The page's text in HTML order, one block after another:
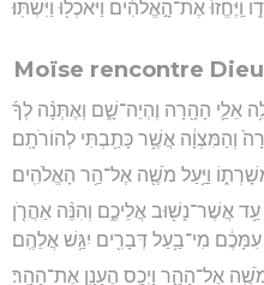
וַֽיֶּחֱזוּ֙ אֶת־הָ֣אֱלֹהִ֔ים וַיֹּאכְל֖וּ וַיִּשְׁתּֽוּ׃
Moïse rencontre
אֵלַ֛י הָהָ֖רָה וֶהְיֵה־שָׁ֑ם וְאֶתְּנָ֨ה לְךָ֜
וְהַמִּצְוָ֔ה אֲשֶׁ֥ר כָּתַ֖בְתִּי לְהוֹרֹתָֽם׃
וַיַּ֥עַל מֹשֶׁ֖ה אֶל־הַ֥ר הָאֱלֹהִֽים׃
עַ֥ד אֲשֶׁר־נָשׁ֖וּב אֲלֵיכֶ֑ם וְהִנֵּ֨ה אַהֲרֹ֤ן
עִמָּכֶ֔ם מִי־בַ֥עַל דְּבָרִ֖ים יִגַּ֥שׁ אֲלֵהֶֽם׃
מֹשֶׁ֖ה אֶל־הָהָ֑ר וַיְכַ֥ס הֶעָנָ֖ן אֶת־הָהָֽר׃